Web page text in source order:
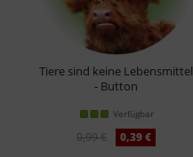
Tiere sind keine Lebensmittel
- Button
Verfügbar
0,99 € 0,39 €